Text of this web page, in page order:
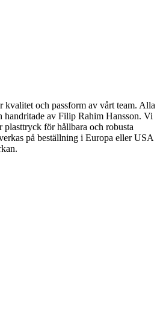
kvalitet och passform av vårt team. Alla
handritade av Filip Rahim Hansson. Vi
plasttryck för hållbara och robusta
på beställning i Europa eller USA